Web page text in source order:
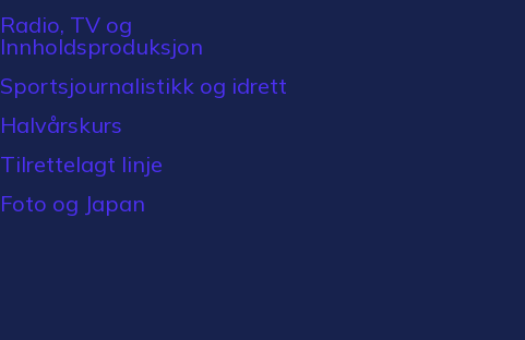
Radio, TV og
Innholdsproduksjon
Sportsjournalistikk og idrett
Halvårskurs
Tilrettelagt linje
Foto og Japan